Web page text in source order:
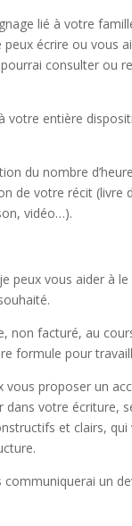
lié à votre
écrire ou vous
consulter ou
entière
du nombre
de votre récit (livre
vidéo…).
peux vous aider à
non facturé, au
formule pour
proposer un
dans votre écriture,
et clairs,
un